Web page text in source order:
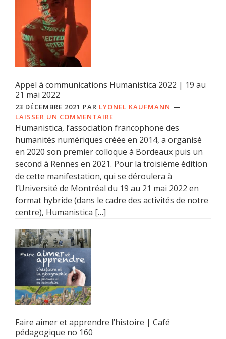
Appel à communications Humanistica 2022 | 19 au
21 mai 2022
23 DÉCEMBRE 2021 PAR LYONEL KAUFMANN
LAISSER UN COMMENTAIRE
Humanistica, l’association francophone des
humanités numériques créée en 2014, a organisé
en 2020 son premier colloque à Bordeaux puis un
second à Rennes en 2021. Pour la troisième édition
de cette manifestation, qui se déroulera à
l’Université de Montréal du 19 au 21 mai 2022 en
format hybride (dans le cadre des activités de notre
centre), Humanistica […]
Faire aimer et apprendre l’histoire | Café
pédagogique no 160